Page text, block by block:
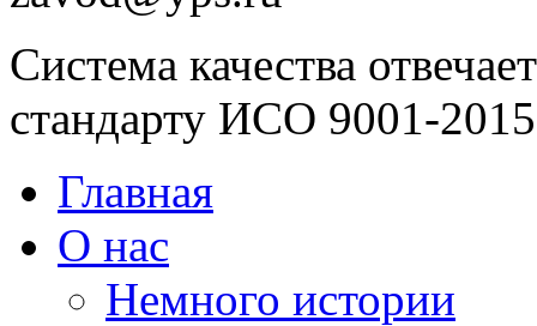
Система качества отвечает
стандарту ИСО 9001-2015
Главная
О нас
Немного истории